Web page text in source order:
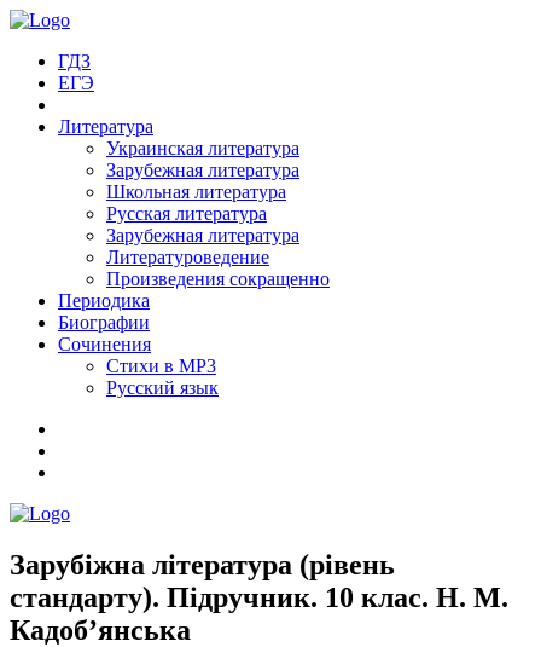
ГДЗ
ЕГЭ
Литература
Украинская литература
Зарубежная литература
Школьная литература
Русская литература
Зарубежная литература
Литературоведение
Произведения сокращенно
Периодика
Биографии
Сочинения
Стихи в MP3
Русский язык
Зарубіжна література (рівень
стандарту). Підручник. 10 клас. Н. М.
Кадоб’янська